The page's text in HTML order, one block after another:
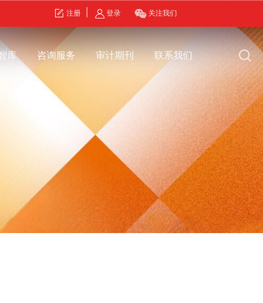
注册 登录 关注我们
库 咨询服务 审计期刊 联系我们